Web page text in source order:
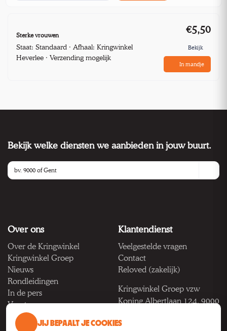
Sterke vrouwen
Staat: Standaard · Afhaal: Kringwinkel
Heverlee · Verzending mogelijk
€5,50
Bekijk
In mandje
Bekijk welke diensten we aanbieden in jouw buurt.
Over ons
Over de Kringwinkel
Kringwinkel Groep
Nieuws
Rondleidingen
In de pers
Vacatures
Klantendienst
Veelgestelde vragen
Contact
Reloved (zakelijk)
Kringwinkel Groep vzw
Koning Albertlaan 124, 9000
BTW BE 1033.922.208
JIJ BEPAALT JE COOKIES